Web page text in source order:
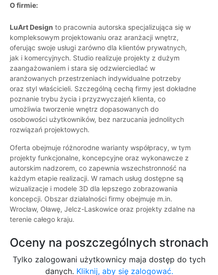
O firmie:
LuArt Design to pracownia autorska specjalizująca się w
kompleksowym projektowaniu oraz aranżacji wnętrz,
oferując swoje usługi zarówno dla klientów prywatnych,
jak i komercyjnych. Studio realizuje projekty z dużym
zaangażowaniem i stara się odzwierciedlać w
aranżowanych przestrzeniach indywidualne potrzeby
oraz styl właścicieli. Szczególną cechą firmy jest dokładne
poznanie trybu życia i przyzwyczajeń klienta, co
umożliwia tworzenie wnętrz dopasowanych do
osobowości użytkowników, bez narzucania jednolitych
rozwiązań projektowych.
Oferta obejmuje różnorodne warianty współpracy, w tym
projekty funkcjonalne, koncepcyjne oraz wykonawcze z
autorskim nadzorem, co zapewnia wszechstronność na
każdym etapie realizacji. W ramach usług dostępne są
wizualizacje i modele 3D dla lepszego zobrazowania
koncepcji. Obszar działalności firmy obejmuje m.in.
Wrocław, Oławę, Jelcz-Laskowice oraz projekty zdalne na
terenie całego kraju.
Oceny na poszczególnych stronach
Tylko zalogowani użytkownicy maja dostęp do tych
danych. Kliknij, aby się zalogować.